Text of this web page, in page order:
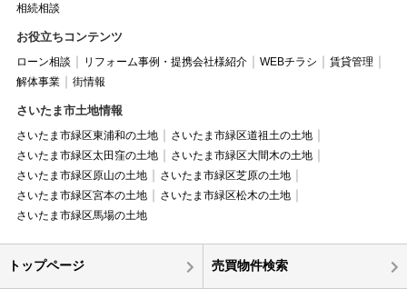
相続相談
お役立ちコンテンツ
ローン相談 リフォーム事例・提携会社様紹介 WEBチラシ
賃貸管理
解体事業
街情報
さいたま市土地情報
さいたま市緑区東浦和の土地
さいたま市緑区道祖土の土地
さいたま市緑区太田窪の土地
さいたま市緑区大間木の土地
さいたま市緑区原山の土地
さいたま市緑区芝原の土地
さいたま市緑区宮本の土地
さいたま市緑区松木の土地
さいたま市緑区馬場の土地
トップページ 売買物件検索